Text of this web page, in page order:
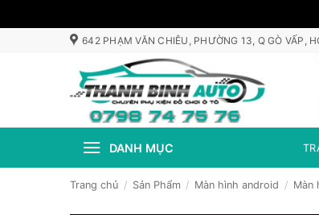
642 PHẠM VĂN CHIÊU, PHƯỜNG 13, Q GÒ VẤP,
DANH MỤC
Trang chủ / Sản Phẩm / Màn hình android / Màn